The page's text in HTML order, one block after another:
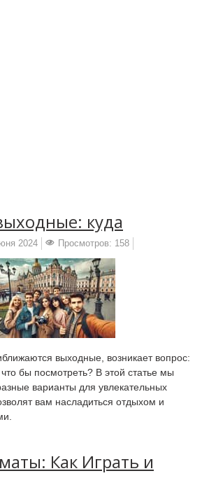
куда
2024 Просмотров: 158
выходные, возникает вопрос:
бы посмотреть? В этой статье мы
варианты для увлекательных
вам насладиться отдыхом и
Как Играть и